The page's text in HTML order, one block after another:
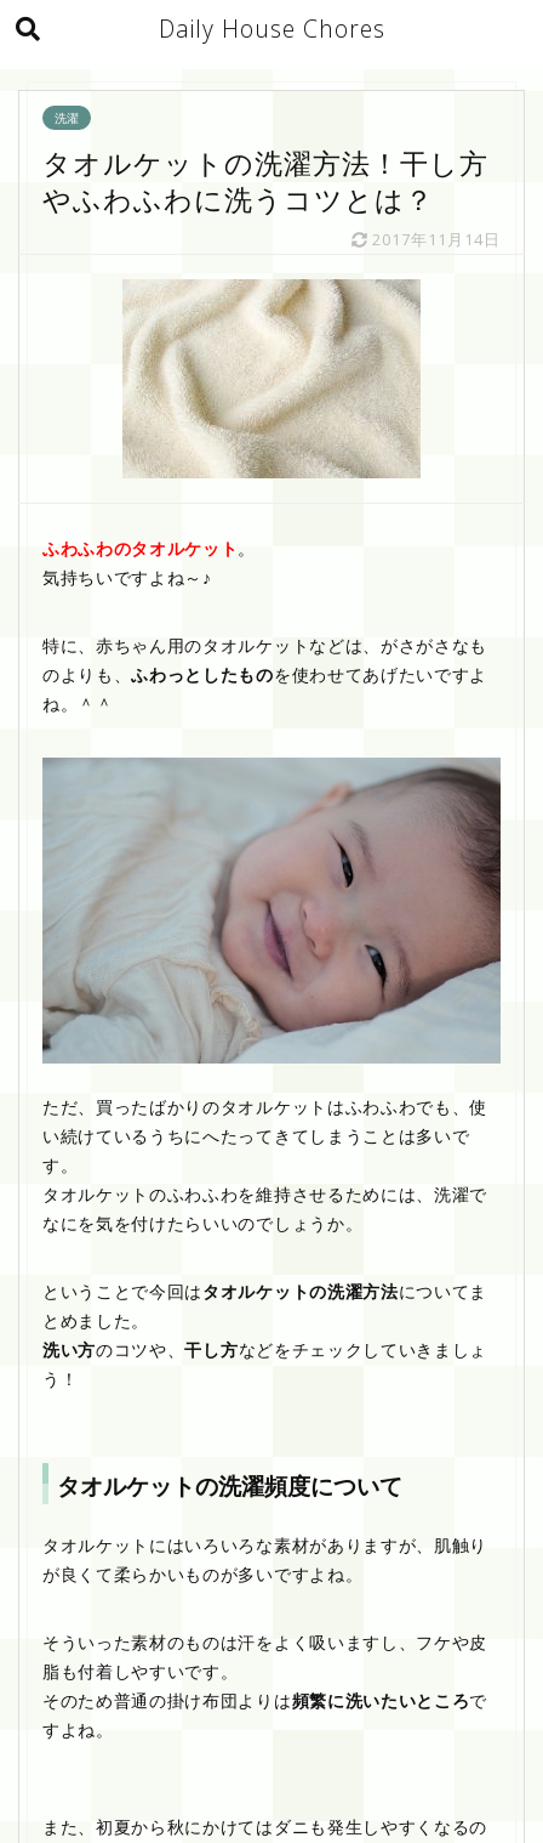
Daily House Chores
洗濯
タオルケットの洗濯方法！干し方
やふわふわに洗うコツとは？
2017年11月14日
ふわふわのタオルケット。
気持ちいですよね～♪
特に、赤ちゃん用のタオルケットなどは、がさがさなも
のよりも、ふわっとしたものを使わせてあげたいですよ
ね。＾＾
ただ、買ったばかりのタオルケットはふわふわでも、使
い続けているうちにへたってきてしまうことは多いで
す。
タオルケットのふわふわを維持させるためには、洗濯で
なにを気を付けたらいいのでしょうか。
ということで今回はタオルケットの洗濯方法についてま
とめました。
洗い方のコツや、干し方などをチェックしていきましょ
う！
タオルケットの洗濯頻度について
タオルケットにはいろいろな素材がありますが、肌触り
が良くて柔らかいものが多いですよね。
そういった素材のものは汗をよく吸いますし、フケや皮
脂も付着しやすいです。
そのため普通の掛け布団よりは頻繁に洗いたいところで
すよね。
また、初夏から秋にかけてはダニも発生しやすくなるの